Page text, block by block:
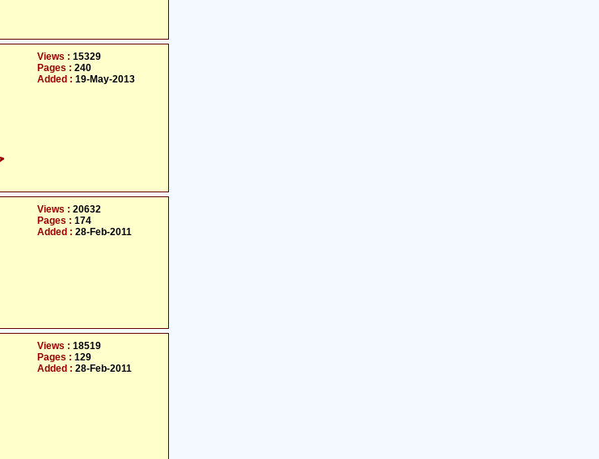
Views : 15329
Pages : 240
Added : 19-May-2013
Views : 20632
Pages : 174
Added : 28-Feb-2011
Views : 18519
Pages : 129
Added : 28-Feb-2011